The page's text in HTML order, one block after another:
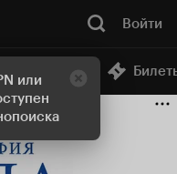
или
Войти
кинотеатр